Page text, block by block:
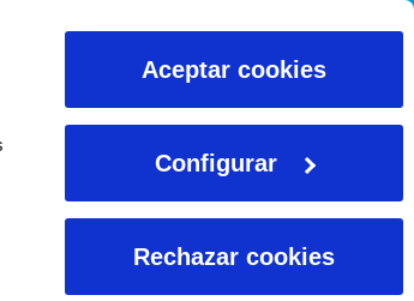
Aceptar cookies
Configurar
Rechazar cookies